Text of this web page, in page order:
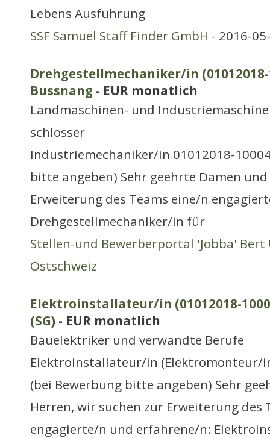
Lebens Ausführung
SSF Samuel Staff Finder GmbH - 2016-
Drehgestellmechaniker/in
Bussnang - EUR monatlich
Landmaschinen- und
schlosser
Industriemechaniker/in 01012018-
bitte angeben) Sehr geehrte Damen
Erweiterung des Teams eine/n
Drehgestellmechaniker/in für
Stellen-und Bewerberportal 'Jobba' Bert
Ostschweiz
Elektroinstallateur/in (01012018-
(SG) - EUR monatlich
Bauelektriker und verwandte Berufe
Elektroinstallateur/in (Elektromonteur/
(bei Bewerbung bitte angeben) Sehr
Herren, wir suchen zur Erweiterung des
engagierte/n und erfahrene/n: